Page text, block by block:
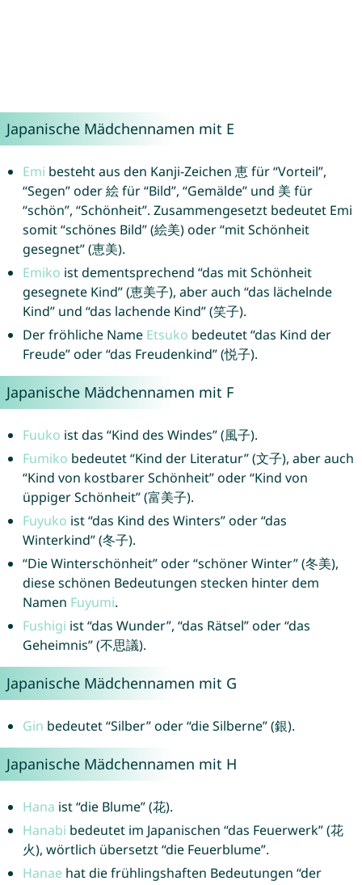
Japanische Mädchennamen mit E
Emi besteht aus den Kanji-Zeichen 恵 für “Vorteil”,
“Segen” oder 絵 für “Bild”, “Gemälde” und 美 für
“schön”, “Schönheit”. Zusammengesetzt bedeutet Emi
somit “schönes Bild” (絵美) oder “mit Schönheit
gesegnet” (恵美).
Emiko ist dementsprechend “das mit Schönheit
gesegnete Kind” (恵美子), aber auch “das lächelnde
Kind” und “das lachende Kind” (笑子).
Der fröhliche Name Etsuko bedeutet “das Kind der
Freude” oder “das Freudenkind” (悦子).
Japanische Mädchennamen mit F
Fuuko ist das “Kind des Windes” (風子).
Fumiko bedeutet “Kind der Literatur” (文子), aber auch
“Kind von kostbarer Schönheit” oder “Kind von
üppiger Schönheit” (富美子).
Fuyuko ist “das Kind des Winters” oder “das
Winterkind” (冬子).
“Die Winterschönheit” oder “schöner Winter” (冬美),
diese schönen Bedeutungen stecken hinter dem
Namen Fuyumi.
Fushigi ist “das Wunder”, “das Rätsel” oder “das
Geheimnis” (不思議).
Japanische Mädchennamen mit G
Gin bedeutet “Silber” oder “die Silberne” (銀).
Japanische Mädchennamen mit H
Hana ist “die Blume” (花).
Hanabi bedeutet im Japanischen “das Feuerwerk” (花
火), wörtlich übersetzt “die Feuerblume”.
Hanae hat die frühlingshaften Bedeutungen “der